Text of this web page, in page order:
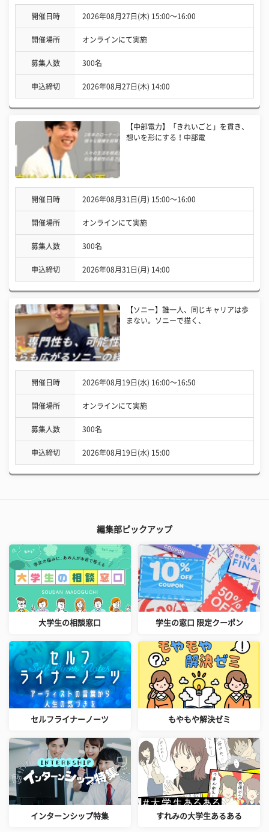
開催日時 2026年08月27日(木) 15:00〜16:00
開催場所 オンラインにて実施
募集人数 300名
申込締切 2026年08月27日(木) 14:00
【中部電力】「きれいごと」を貫き、
想いを形にする！中部電
開催日時 2026年08月31日(月) 15:00〜16:00
開催場所 オンラインにて実施
募集人数 300名
申込締切 2026年08月31日(月) 14:00
【ソニー】誰一人、同じキャリアは歩
まない。ソニーで描く、
開催日時 2026年08月19日(水) 16:00〜16:50
開催場所 オンラインにて実施
募集人数 300名
申込締切 2026年08月19日(水) 15:00
編集部ピックアップ
大学生の相談窓口 学生の窓口 限定クーポン
セルフライナーノーツ もやもや解決ゼミ
インターンシップ特集 すれみの大学生あるある